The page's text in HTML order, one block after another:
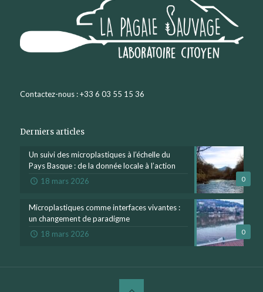
Contactez-nous : +33 6 03 55 15 36
Derniers articles
0
Un suivi des microplastiques à l’échelle du
Pays Basque : de la donnée locale à l’action
18 mars 2026
0
Microplastiques comme interfaces vivantes :
un changement de paradigme
18 mars 2026